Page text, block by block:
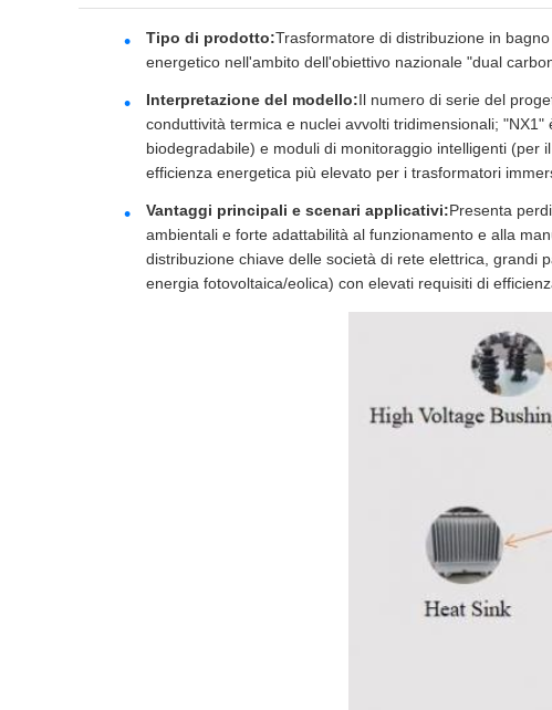
Tipo di prodotto:Trasformatore di distribuzione in
energetico nell'ambito dell'obiettivo nazionale "dual
Interpretazione del modello:Il numero di serie del
conduttività termica e nuclei avvolti tridimensionali;
biodegradabile) e moduli di monitoraggio intelligenti
efficienza energetica più elevato per i trasformatori
Vantaggi principali e scenari applicativi:Presenta
ambientali e forte adattabilità al funzionamento e alla
distribuzione chiave delle società di rete elettrica, grandi
energia fotovoltaica/eolica) con elevati requisiti di